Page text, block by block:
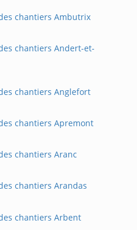
chantiers Ambutrix
chantiers Andert-et-
chantiers Anglefort
chantiers Apremont
chantiers Aranc
chantiers Arandas
chantiers Arbent